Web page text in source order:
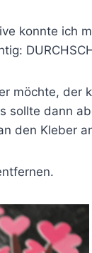
konnte ich
möchte, der
sollte dann
den Kleber